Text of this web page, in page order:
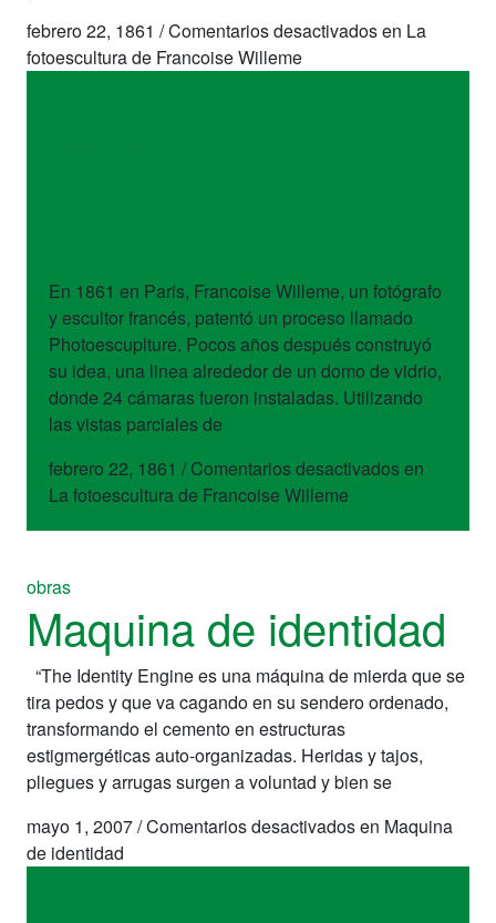
febrero 22, 1861 /Comentarios desactivadosen La
fotoescultura de Francoise Willeme
En 1861 en Paris, Francoise Willeme, un fotógrafo
y escultor francés, patentó un proceso llamado
Photoescuplture. Pocos años después construyó
su idea, una linea alrededor de un domo de vidrio,
donde 24 cámaras fueron instaladas. Utilizando
las vistas parciales de
febrero 22, 1861 / Comentarios desactivadosen
La fotoescultura de Francoise Willeme
obras
Maquina de identidad
“The Identity Engine es una máquina de mierda que se
tira pedos y que va cagando en su sendero ordenado,
transformando el cemento en estructuras
estigmergéticas auto-organizadas. Heridas y tajos,
pliegues y arrugas surgen a voluntad y bien se
mayo 1, 2007/Comentarios desactivadosen Maquina
de identidad